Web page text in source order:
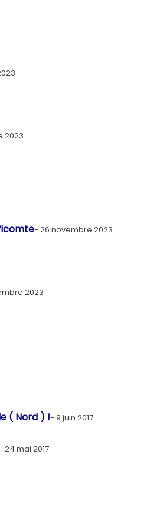
2023
26 novembre 2023
2023
( Nord ) ! 9 juin 2017
24 mai 2017